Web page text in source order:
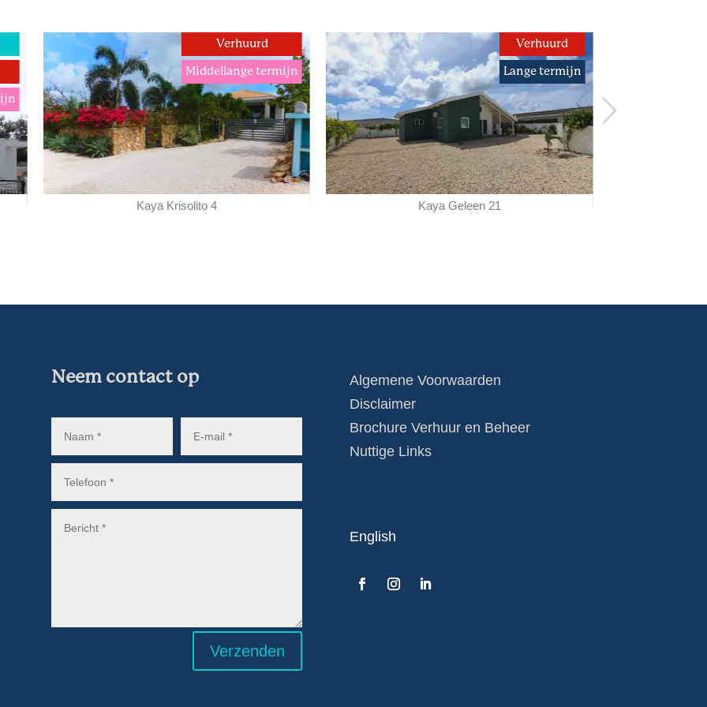
Kaya Krisolito 4
Verhuurd
Middellange termijn
Kaya Geleen 21
Verhuurd
Lange termijn
Neem contact op
Verzenden
Algemene Voorwaarden
Disclaimer
Brochure Verhuur en Beheer
Nuttige Links
English